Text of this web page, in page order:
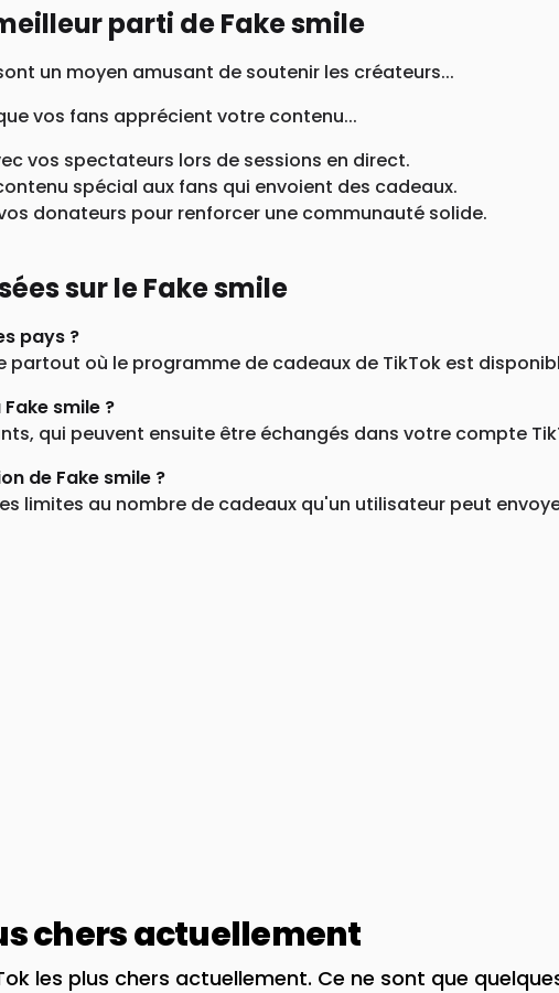
parti de Fake smile
un moyen amusant de soutenir les créateurs...
vos fans apprécient votre contenu...
vos spectateurs lors de sessions en direct.
spécial aux fans qui envoient des cadeaux.
donateurs pour renforcer une communauté solide.
sur le Fake smile
pays ?
partout où le programme de cadeaux de TikTok est
smile ?
qui peuvent ensuite être échangés dans votre compte
de Fake smile ?
limites au nombre de cadeaux qu'un utilisateur peut
chers actuellement
les plus chers actuellement. Ce ne sont que